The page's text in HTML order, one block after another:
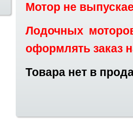
Мотор не
Лодочных
оформлять заказ
Товара нет в